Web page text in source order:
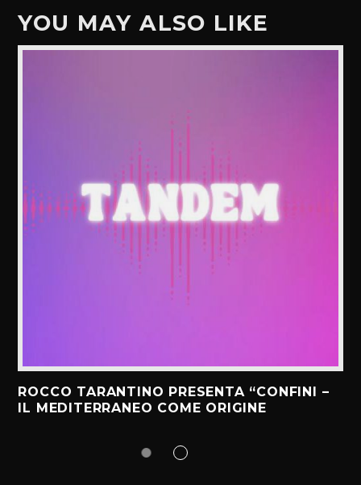
YOU MAY ALSO LIKE
ROCCO TARANTINO PRESENTA “CONFINI –
IL MEDITERRANEO COME ORIGINE